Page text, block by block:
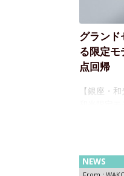
グランド
る限定モ
点回帰
【銀座・
ち返った
NEWS
From :